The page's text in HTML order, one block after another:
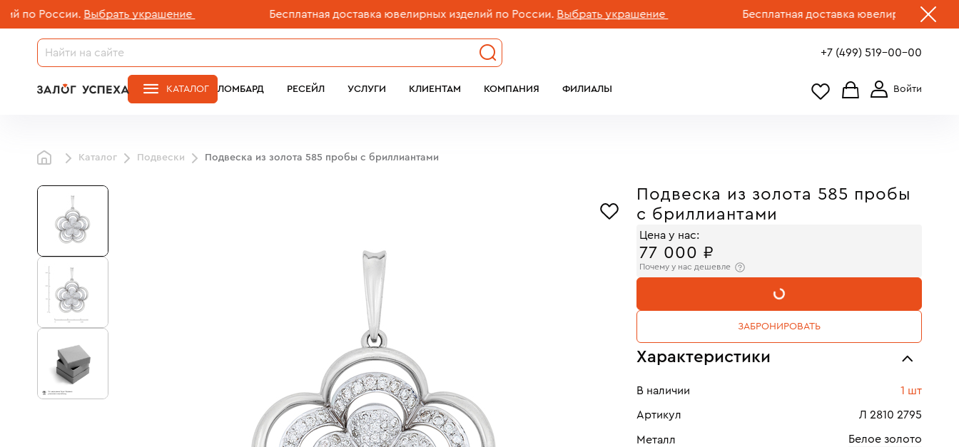
России. Выбрать украшение Бесплатная доставка ювелирных изделий по России. Выбрать украшение Бесплатная доставка ювелирных изделий по
+7 (499) 519-00-00
ЛОМБАРД РЕСЕЙЛ УСЛУГИ КЛИЕНТАМ КОМПАНИЯ ФИЛИАЛЫ
КАТАЛОГ
Каталог Подвески Подвеска из золота 585 пробы с бриллиантами
Подвеска из золота 585 пробы
с бриллиантами
Цена у нас:
77 000 ₽
Почему у нас дешевле
В КОРЗИНУ
ЗАБРОНИРОВАТЬ
Характеристики
В наличии 1 шт
Артикул Л 2810 2795
Металл Белое золото